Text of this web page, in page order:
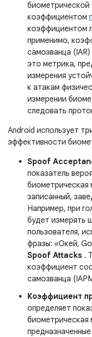
биометрической
коэффициентом
коэффициентом
применимо,
самозванца
это метрика,
измерения
к атакам
измерении
следовать
Android использует
эффективности
Spoof
показатель
биометрическая
записанный,
Например, при
будет измерять
пользователя,
фразы: «Окей,
Spoof Attacks .
коэффициент
самозванца
Коэффициент
определяет
биометрическая